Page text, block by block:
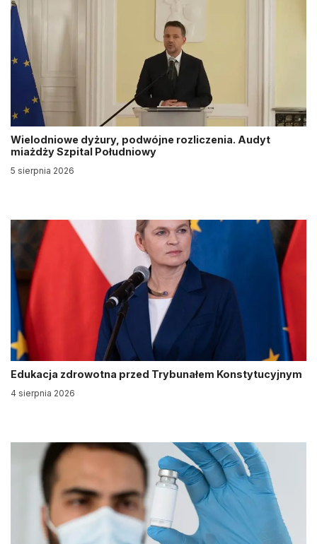
Wielodniowe dyżury, podwójne rozliczenia. Audyt
miażdży Szpital Południowy
5 sierpnia 2026
Edukacja zdrowotna przed Trybunałem Konstytucyjnym
4 sierpnia 2026